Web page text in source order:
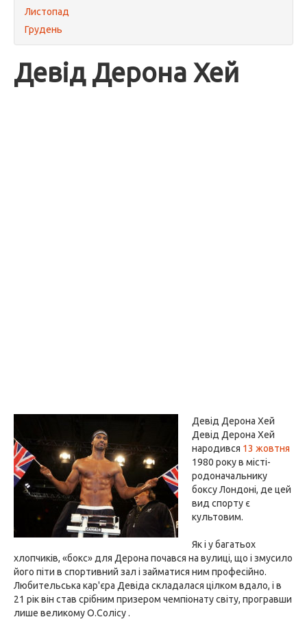
Листопад
Грудень
Девід Дерона Хей
Девід Дерона Хей
Девід Дерона Хей
народився 13 жовтня
1980 року в місті-
родоначальнику
боксу Лондоні, де цей
вид спорту є
культовим.
Як і у багатьох
хлопчиків, «бокс» для Дерона почався на вулиці, що і змусило
його піти в спортивний зал і займатися ним професійно.
Любительська кар'єра Девіда складалася цілком вдало, і в
21 рік він став срібним призером чемпіонату світу, програвши
лише великому О.Солісу .